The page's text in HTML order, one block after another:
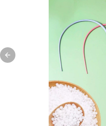
Previous slide